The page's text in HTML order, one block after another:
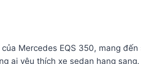
Mercedes EQS 350, mang
ai yêu thích xe sedan hạng sang.